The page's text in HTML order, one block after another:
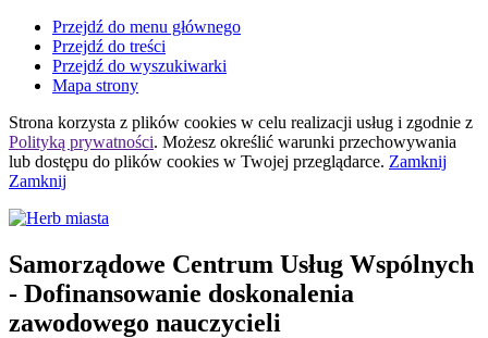
Przejdź do menu głównego
Przejdź do treści
Przejdź do wyszukiwarki
Mapa strony
Strona korzysta z plików cookies w celu realizacji usług i zgodnie z
Polityką prywatności. Możesz określić warunki przechowywania
lub dostępu do plików cookies w Twojej przeglądarce. Zamknij
Zamknij
Samorządowe Centrum Usług Wspólnych
- Dofinansowanie doskonalenia
zawodowego nauczycieli